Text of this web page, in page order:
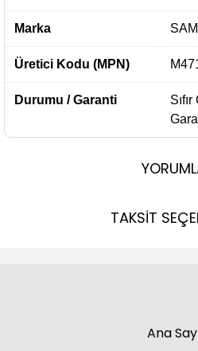
Marka
Üretici Kodu (MPN)
Durumu / Garanti
TAKSİT
Ana